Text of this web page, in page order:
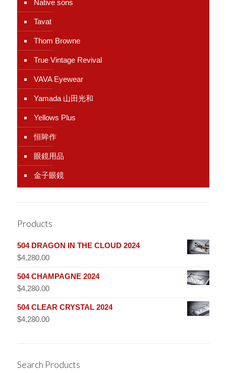
Native sons
Tavat
Thom Browne
True Vintage Revival
VAVA Eyewear
Yamada 山田光和
Yellows Plus
恒眸作
眼鏡用品
金子眼鏡
Products
504 DRAGON IN THE CLOUD 2024
$4,280.00
504 CHAMPAGNE 2024
$4,280.00
504 CLEAR CRYSTAL 2024
$4,280.00
Search Products